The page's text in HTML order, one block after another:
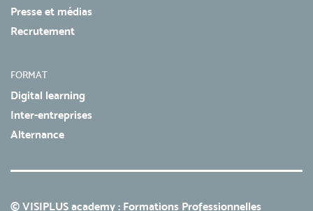
Presse et médias
Recrutement
FORMAT
Digital learning
Inter-entreprises
Alternance
© VISIPLUS academy : Formations Professionnelles